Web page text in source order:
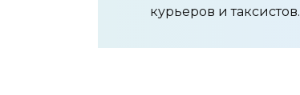
курьеров и таксистов.